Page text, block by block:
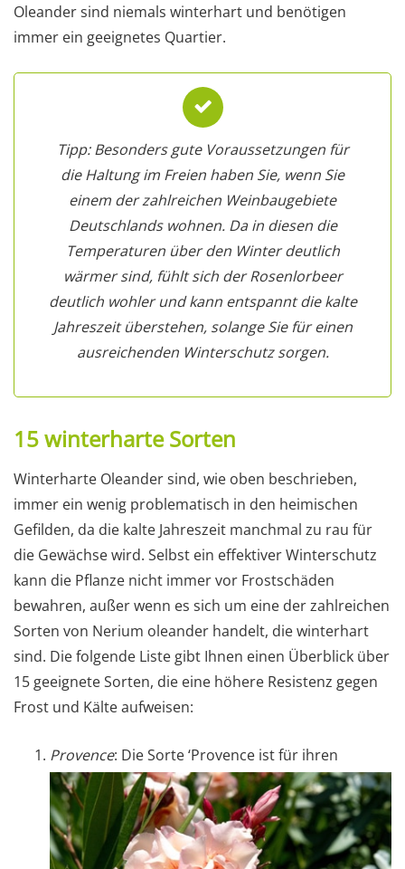
Oleander sind niemals winterhart und benötigen
immer ein geeignetes Quartier.
Tipp: Besonders gute Voraussetzungen für
die Haltung im Freien haben Sie, wenn Sie
einem der zahlreichen Weinbaugebiete
Deutschlands wohnen. Da in diesen die
Temperaturen über den Winter deutlich
wärmer sind, fühlt sich der Rosenlorbeer
deutlich wohler und kann entspannt die kalte
Jahreszeit überstehen, solange Sie für einen
ausreichenden Winterschutz sorgen.
15 winterharte Sorten
Winterharte Oleander sind, wie oben beschrieben,
immer ein wenig problematisch in den heimischen
Gefilden, da die kalte Jahreszeit manchmal zu rau für
die Gewächse wird. Selbst ein effektiver Winterschutz
kann die Pflanze nicht immer vor Frostschäden
bewahren, außer wenn es sich um eine der zahlreichen
Sorten von Nerium oleander handelt, die winterhart
sind. Die folgende Liste gibt Ihnen einen Überblick über
15 geeignete Sorten, die eine höhere Resistenz gegen
Frost und Kälte aufweisen:
Provence: Die Sorte ‘Provence ist für ihren